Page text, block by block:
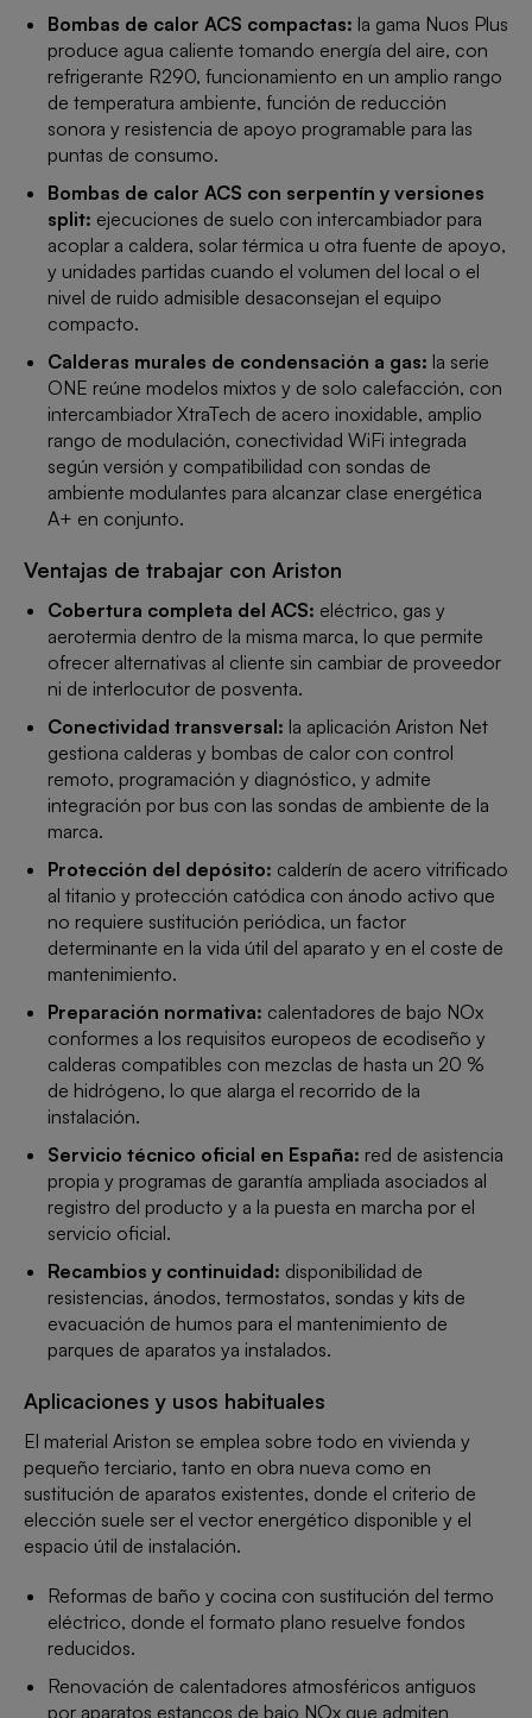
Bombas de calor ACS compactas: la gama Nuos Plus
produce agua caliente tomando energía del aire, con
refrigerante R290, funcionamiento en un amplio rango
de temperatura ambiente, función de reducción
sonora y resistencia de apoyo programable para las
puntas de consumo.
Bombas de calor ACS con serpentín y versiones
split: ejecuciones de suelo con intercambiador para
acoplar a caldera, solar térmica u otra fuente de apoyo,
y unidades partidas cuando el volumen del local o el
nivel de ruido admisible desaconsejan el equipo
compacto.
Calderas murales de condensación a gas: la serie
ONE reúne modelos mixtos y de solo calefacción, con
intercambiador XtraTech de acero inoxidable, amplio
rango de modulación, conectividad WiFi integrada
según versión y compatibilidad con sondas de
ambiente modulantes para alcanzar clase energética
A+ en conjunto.
Ventajas de trabajar con Ariston
Cobertura completa del ACS: eléctrico, gas y
aerotermia dentro de la misma marca, lo que permite
ofrecer alternativas al cliente sin cambiar de proveedor
ni de interlocutor de posventa.
Conectividad transversal: la aplicación Ariston Net
gestiona calderas y bombas de calor con control
remoto, programación y diagnóstico, y admite
integración por bus con las sondas de ambiente de la
marca.
Protección del depósito: calderín de acero vitrificado
al titanio y protección catódica con ánodo activo que
no requiere sustitución periódica, un factor
determinante en la vida útil del aparato y en el coste de
mantenimiento.
Preparación normativa: calentadores de bajo NOx
conformes a los requisitos europeos de ecodiseño y
calderas compatibles con mezclas de hasta un 20 %
de hidrógeno, lo que alarga el recorrido de la
instalación.
Servicio técnico oficial en España: red de asistencia
propia y programas de garantía ampliada asociados al
registro del producto y a la puesta en marcha por el
servicio oficial.
Recambios y continuidad: disponibilidad de
resistencias, ánodos, termostatos, sondas y kits de
evacuación de humos para el mantenimiento de
parques de aparatos ya instalados.
Aplicaciones y usos habituales
El material Ariston se emplea sobre todo en vivienda y
pequeño terciario, tanto en obra nueva como en
sustitución de aparatos existentes, donde el criterio de
elección suele ser el vector energético disponible y el
espacio útil de instalación.
Reformas de baño y cocina con sustitución del termo
eléctrico, donde el formato plano resuelve fondos
reducidos.
Renovación de calentadores atmosféricos antiguos
por aparatos estancos de bajo NOx que admiten